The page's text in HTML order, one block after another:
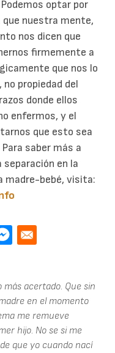
optar por
nuestra mente,
nos dicen que
firmemente a
que nos lo
propiedad del
donde ellos
enfermos, y el
que esto sea
saber más a
separación en la
madre-bebé, visita:
acertado. Que sin
en el momento
me remueve
hijo. No se si me
que yo cuando nací